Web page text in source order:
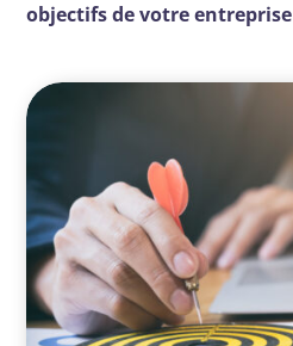
objectifs de votre entreprise